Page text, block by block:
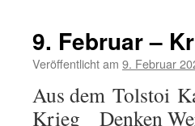
Thema
Demut
9. Februar –
Veröffentlicht am 9. Februar
Aus dem Tolstoi
Krieg Denken